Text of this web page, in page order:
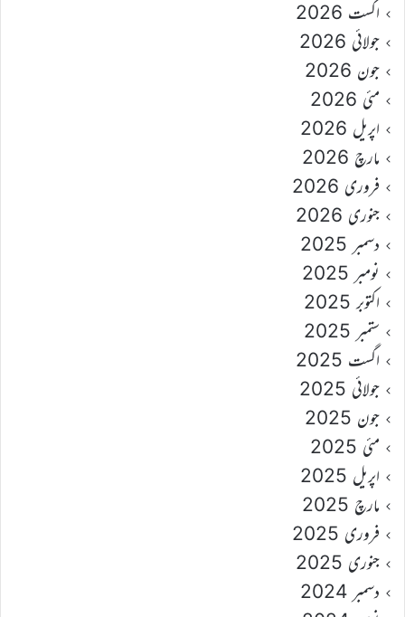
اگست 2026
جولائی 2026
جون 2026
مئی 2026
اپریل 2026
مارچ 2026
فروری 2026
جنوری 2026
دسمبر 2025
نومبر 2025
اکتوبر 2025
ستمبر 2025
اگست 2025
جولائی 2025
جون 2025
مئی 2025
اپریل 2025
مارچ 2025
فروری 2025
جنوری 2025
دسمبر 2024